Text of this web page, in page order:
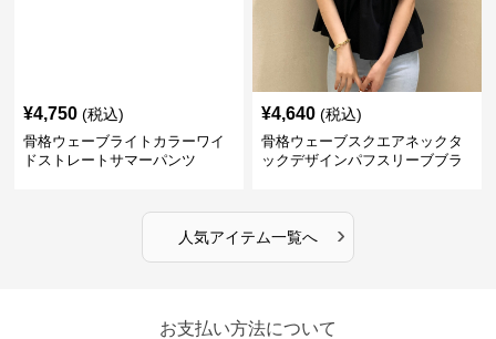
¥4,750 (税込)
骨格ウェーブライトカラーワイ
ドストレートサマーパンツ
¥4,640 (税込)
骨格ウェーブスクエアネックタ
ックデザインパフスリーブブラ
人気アイテム一覧へ ›
お支払い方法について